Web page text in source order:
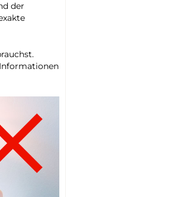
der